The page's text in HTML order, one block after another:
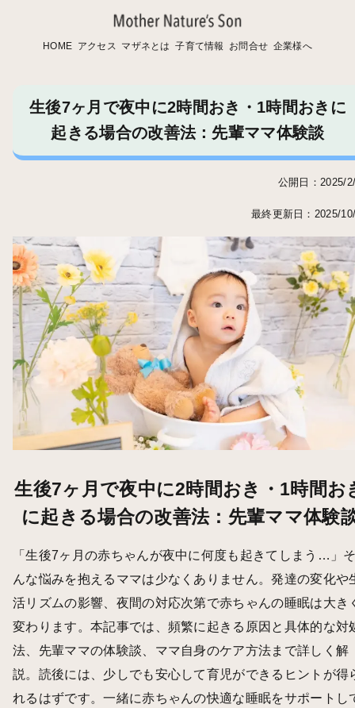
HOME アクセス マザネとは 子育て情報 お問合せ 企業様へ
生後7ヶ月で夜中に2時間おき・1時間おきに
起きる場合の改善法：先輩ママ体験談
公開日：2025/
最終更新日：2025/
生後7ヶ月で夜中に2時間おき・1時間お
に起きる場合の改善法：先輩ママ体験
「生後7ヶ月の赤ちゃんが夜中に何度も起きてしまう…」
んな悩みを抱えるママは少なくありません。発達の変化や
活リズムの影響、夜間の対応次第で赤ちゃんの睡眠は大き
変わります。本記事では、頻繁に起きる原因と具体的な対
法、先輩ママの体験談、ママ自身のケア方法まで詳しく解
説。読後には、少しでも安心して育児ができるヒントが得
れるはずです。一緒に赤ちゃんの快適な睡眠をサポートし